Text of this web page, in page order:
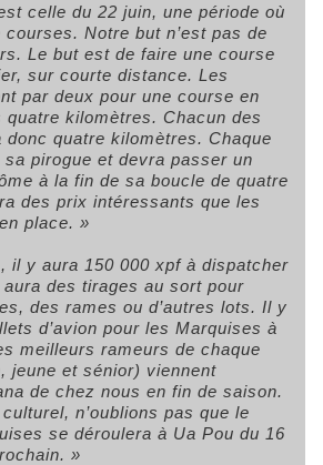
celle du 22 juin, une période où
Notre but n’est pas de
Le but est de faire une course
sur courte distance. Les
par deux pour une course en
kilomètres. Chacun des
donc quatre kilomètres. Chaque
pirogue et devra passer un
à la fin de sa boucle de quatre
des prix intéressants que les
place. »
il y aura 150 000 xpf à dispatcher
des tirages au sort pour
des rames ou d’autres lots. Il y
d’avion pour les Marquises à
meilleurs rameurs de chaque
jeune et sénior) viennent
de chez nous en fin de saison.
n’oublions pas que le
se déroulera à Ua Pou du 16
»